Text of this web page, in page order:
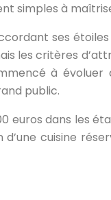
simples à
ses
les critères
à évoluer
public.
euros dans les
cuisine